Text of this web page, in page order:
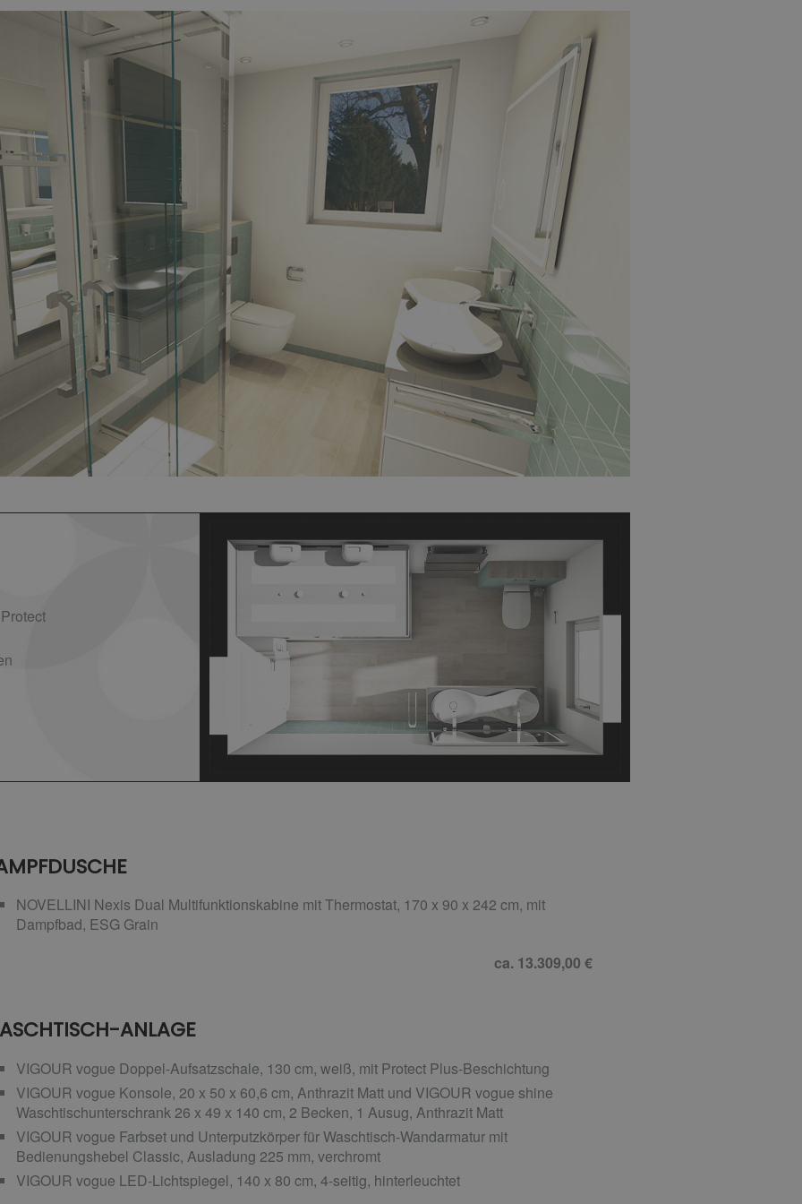
NOVELLINI Nexis Dual Multifunktionskabine mit Thermostat, 170 x 90 x 242 cm, mit
Dampfbad, ESG Grain
ca. 13.309,00 €
ANLAGE
VIGOUR vogue Doppel-Aufsatzschale, 130 cm, weiß, mit Protect Plus-Beschichtung
VIGOUR vogue Konsole, 20 x 50 x 60,6 cm, Anthrazit Matt und VIGOUR vogue shine
Waschtischunterschrank 26 x 49 x 140 cm, 2 Becken, 1 Ausug, Anthrazit Matt
VIGOUR vogue Farbset und Unterputzkörper für Waschtisch-Wandarmatur mit
Bedienungshebel Classic, Ausladung 225 mm, verchromt
VIGOUR vogue LED-Lichtspiegel, 140 x 80 cm, 4-seitig, hinterleuchtet